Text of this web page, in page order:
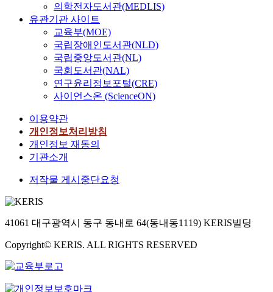
의학전자도서관(MEDLIS)
유관기관 사이트
교육부(MOE)
국립장애인도서관(NLD)
국립중앙도서관(NL)
국회도서관(NAL)
연구윤리정보포털(CRE)
사이언스온 (ScienceON)
이용약관
개인정보처리방침
개인정보 재동의
기관소개
저작물 게시중단요청
41061 대구광역시 동구 동내로 64(동내동1119) KERIS빌딩
Copyright© KERIS. ALL RIGHTS RESERVED